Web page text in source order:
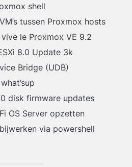
shell
tussen Proxmox hosts
le Proxmox VE 9.2
8.0 Update 3k
Bridge (UDB)
what’sup
disk firmware updates
OS Server opzetten
via powershell